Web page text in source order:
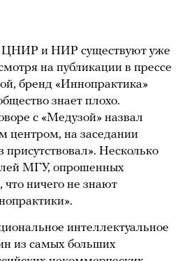
ЦНИР и НИР существуют уже
на публикации в прессе
бренд «Иннопрактика»
знает плохо.
с «Медузой» назвал
на заседании
присутствовал». Несколько
МГУ, опрошенных
ничего не знают
интеллектуальное
из самых больших